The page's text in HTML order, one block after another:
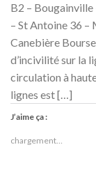
B2 –
– St Antoine 36 –
Canebière
d’incivilité sur la
circulation à
lignes est […]
J’aime ça :
chargement…